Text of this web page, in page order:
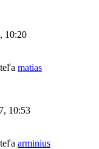
10:20
matias
10:53
arminius